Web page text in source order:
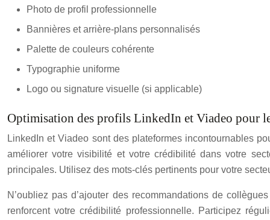
Photo de profil professionnelle
Bannières et arrière-plans personnalisés
Palette de couleurs cohérente
Typographie uniforme
Logo ou signature visuelle (si applicable)
Optimisation des profils LinkedIn et Viadeo pour
LinkedIn et Viadeo sont des plateformes incontournables
améliorer votre visibilité et votre crédibilité dans votre
principales. Utilisez des mots-clés pertinents pour votre
N’oubliez pas d’ajouter des recommandations de
renforcent votre crédibilité professionnelle. Participez